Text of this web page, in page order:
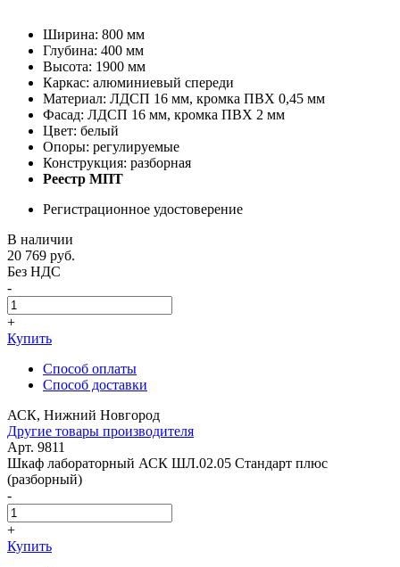
Ширина: 800 мм
Глубина: 400 мм
Высота: 1900 мм
Каркас: алюминиевый спереди
Материал: ЛДСП 16 мм, кромка ПВХ 0,45 мм
Фасад: ЛДСП 16 мм, кромка ПВХ 2 мм
Цвет: белый
Опоры: регулируемые
Конструкция: разборная
Реестр МПТ
Регистрационное удостоверение
В наличии
20 769 руб.
Без НДС
-
+
Купить
Способ оплаты
Способ доставки
АСК, Нижний Новгород
Другие товары производителя
Арт. 9811
Шкаф лабораторный АСК ШЛ.02.05 Стандарт плюс
(разборный)
-
+
Купить